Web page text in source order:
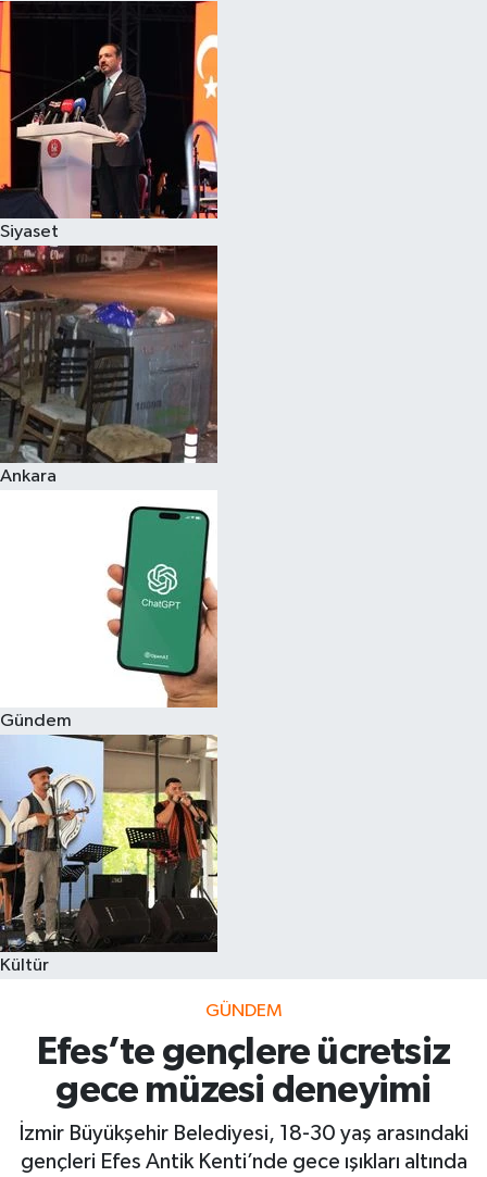
Siyaset
Ankara
Gündem
Kültür
GÜNDEM
Efes’te gençlere ücretsiz
gece müzesi deneyimi
İzmir Büyükşehir Belediyesi, 18-30 yaş arasındaki
gençleri Efes Antik Kenti’nde gece ışıkları altında